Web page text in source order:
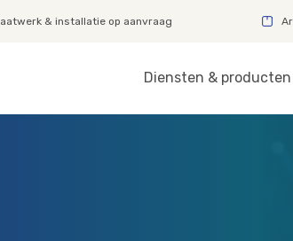
& installatie op aanvraag
Diensten & producten